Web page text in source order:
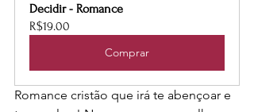
Decidir - Romance
R$19.00
Comprar
Romance cristão que irá te abençoar e